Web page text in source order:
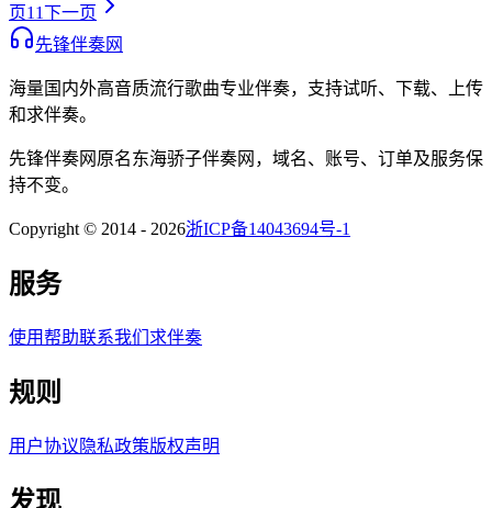
页11下一页
先锋伴奏网
海量国内外高音质流行歌曲专业伴奏，支持试听、下载、上传
和求伴奏。
先锋伴奏网 原名东海骄子伴奏网 ，域名、账号、订单及服务保
持不变。
Copyright © 2014 - 2026浙ICP备14043694号-1
服务
使用帮助联系我们 求伴奏
规则
用户协议 隐私政策版权声明
发现